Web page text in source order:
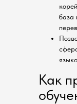
база
Как